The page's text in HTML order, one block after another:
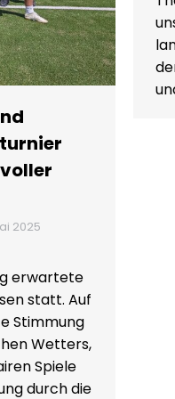
2025
erwartete
statt. Auf
Stimmung
Wetters,
Spiele
durch die